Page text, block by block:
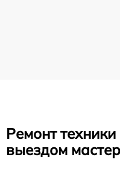
Ремонт техники
выездом